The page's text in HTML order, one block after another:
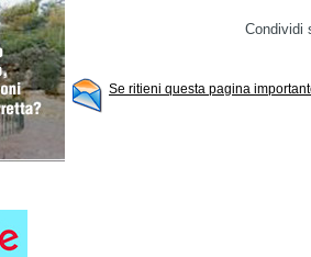
Condividi
Se ritieni questa pagina